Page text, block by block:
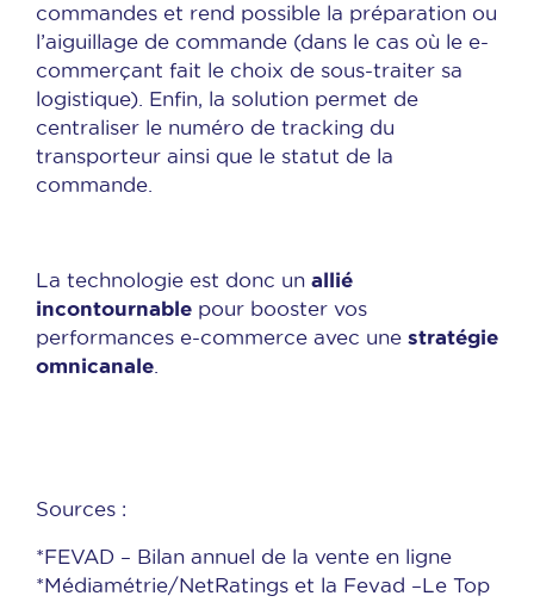
commandes et rend possible la préparation ou
l’aiguillage de commande (dans le cas où le e-
commerçant fait le choix de sous-traiter sa
logistique). Enfin, la solution permet de
centraliser le numéro de tracking du
transporteur ainsi que le statut de la
commande.
La technologie est donc un allié
incontournable pour booster vos
performances e-commerce avec une stratégie
omnicanale
Sources :
*FEVAD – Bilan annuel de la vente en ligne
*Médiamétrie/NetRatings et la Fevad –Le Top